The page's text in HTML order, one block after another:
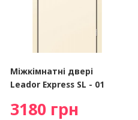
Міжкімнатні двері
Leador Express SL - 01
3180 грн